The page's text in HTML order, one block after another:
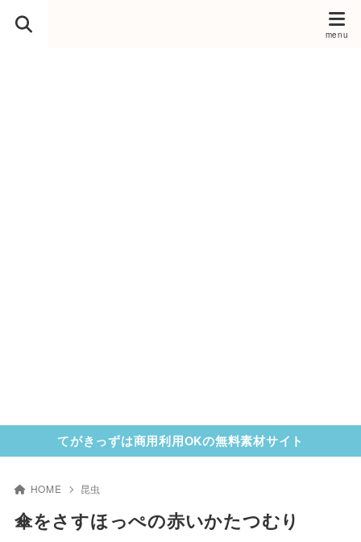
てがきっずは商用利用OKの無料素材サイト
HOME 昆虫
傘をさすほっぺの赤いかたつむり